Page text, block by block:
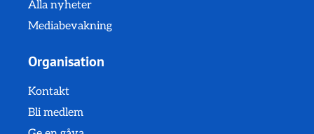
Alla nyheter
Mediabevakning
Organisation
Kontakt
Bli medlem